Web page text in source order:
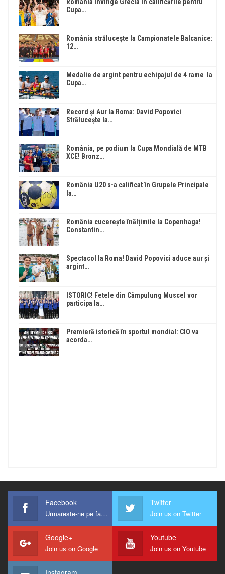
Cupa…
România strălucește la Campionatele Balcanice:
12…
Medalie de argint pentru echipajul de 4 rame la
Cupa…
Record și Aur la Roma: David Popovici
Strălucește la…
România, pe podium la Cupa Mondială de MTB
XCE! Bronz…
România U20 s-a calificat în Grupele Principale
la…
România cucerește înălțimile la Copenhaga!
Constantin…
Spectacol la Roma! David Popovici aduce aur și
argint…
ISTORIC! Fetele din Câmpulung Muscel vor
participa la…
Premieră istorică în sportul mondial: CIO va
acorda…
Facebook
Urmareste-ne pe facebook !
Twitter
Join us on Twitter
Google+
Join us on Google
Youtube
Join us on Youtube